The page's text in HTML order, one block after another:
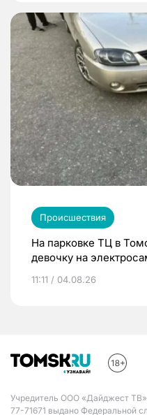
Происшествия
На парковке ТЦ в
девочку на
11:11 / 04.08.26
Учредитель ООО «Дайджест
77-71671 выдано Федеральной